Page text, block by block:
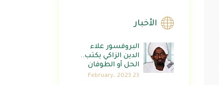
الأخبار
البروفسور علاء
الدين الزاكي يكتب..
الحل أو الطوفان
23 February، 2023